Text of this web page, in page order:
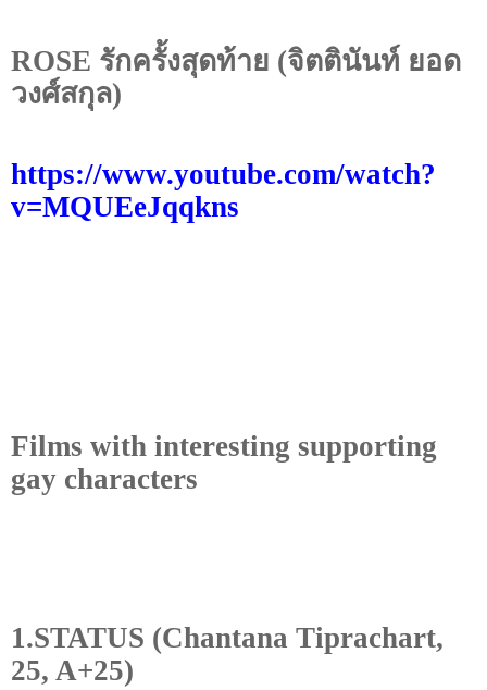
ROSE รักครั้งสุดท้าย (จิตตินันท์ ยอด
วงศ์สกุล)
https://www.youtube.com/watch?
v=MQUEeJqqkns
Films with interesting supporting
gay characters
1.STATUS (Chantana Tiprachart,
25, A+25)